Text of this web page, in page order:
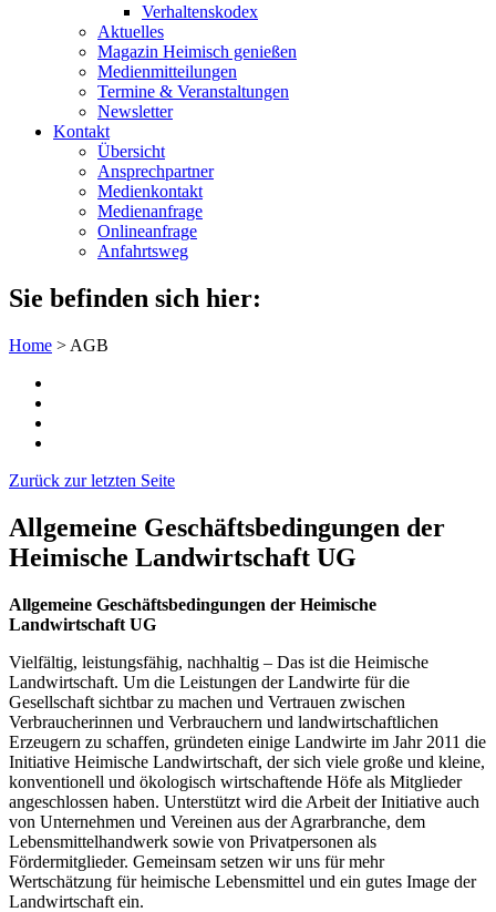
Verhaltenskodex
Aktuelles
Magazin Heimisch genießen
Medienmitteilungen
Termine & Veranstaltungen
Newsletter
Kontakt
Übersicht
Ansprechpartner
Medienkontakt
Medienanfrage
Onlineanfrage
Anfahrtsweg
Sie befinden sich hier:
Home > AGB
Zurück zur letzten Seite
Allgemeine Geschäftsbedingungen der
Heimische Landwirtschaft UG
Allgemeine Geschäftsbedingungen der Heimische
Landwirtschaft UG
Vielfältig, leistungsfähig, nachhaltig – Das ist die Heimische
Landwirtschaft. Um die Leistungen der Landwirte für die
Gesellschaft sichtbar zu machen und Vertrauen zwischen
Verbraucherinnen und Verbrauchern und landwirtschaftlichen
Erzeugern zu schaffen, gründeten einige Landwirte im Jahr 2011 die
Initiative Heimische Landwirtschaft, der sich viele große und kleine,
konventionell und ökologisch wirtschaftende Höfe als Mitglieder
angeschlossen haben. Unterstützt wird die Arbeit der Initiative auch
von Unternehmen und Vereinen aus der Agrarbranche, dem
Lebensmittelhandwerk sowie von Privatpersonen als
Fördermitglieder. Gemeinsam setzen wir uns für mehr
Wertschätzung für heimische Lebensmittel und ein gutes Image der
Landwirtschaft ein.